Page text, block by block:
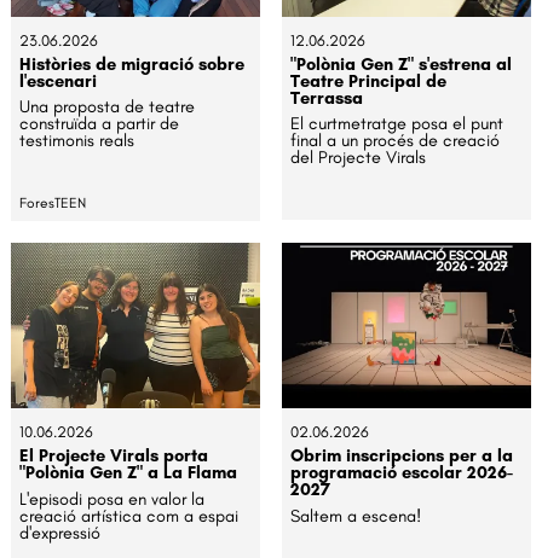
23.06.2026
Històries de migració sobre
l'escenari
Una proposta de teatre
construïda a partir de
testimonis reals
ForesTEEN
12.06.2026
"Polònia Gen Z" s'estrena al
Teatre Principal de
Terrassa
El curtmetratge posa el punt
final a un procés de creació
del Projecte Virals
10.06.2026
El Projecte Virals porta
"Polònia Gen Z" a La Flama
L'episodi posa en valor la
creació artística com a espai
d'expressió
02.06.2026
Obrim inscripcions per a la
programació escolar 2026-
2027
Saltem a escena!